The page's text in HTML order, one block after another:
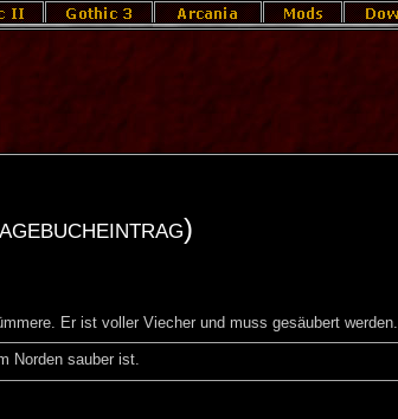
Er ist voller Viecher und muss gesäubert werden.
Norden sauber ist.